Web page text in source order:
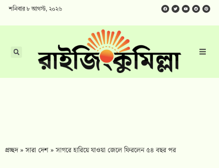
শনিবার ৮ আগস্ট, ২০২৬
প্রচ্ছদ»সারা দেশ »সাগরে হারিয়ে যাওয়া জেলে ফিরলেন ৫৪ বছর পর